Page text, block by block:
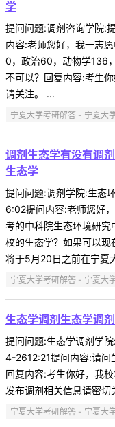
学
提问问题:调剂咨询学院
内容:老师您好，我一志
0，政治60，动物学136
不可以？回复内容:考生
请关注。 ...
宁夏大学考研解答 - 宁夏大
调剂生态学有没有调
生态学
提问问题:调剂学院:生态
6:02提问内容:老师您好
考的中科院生态环境研
校的生态学？如果可以
将于5月20日之前在宁夏
宁夏大学考研解答 - 宁夏大
生态学调剂生态学调
提问问题:生态学调剂学
4-2612:21提问内容:请问
回复内容:考生你好，我
发布调剂相关信息请密切
宁夏大学考研解答 - 宁夏大